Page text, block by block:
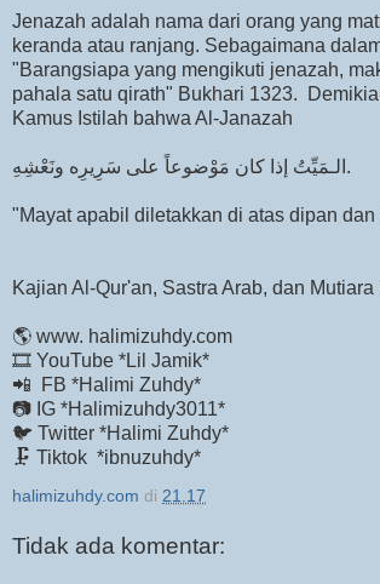
Jenazah adalah nama dari orang yang
keranda atau ranjang. Sebagaimana
"Barangsiapa yang mengikuti jenazah,
pahala satu qirath" Bukhari 1323.
Kamus Istilah bahwa Al-Janazah
الـمَيِّتُ إذا كان مَوْضوعاً على سَرِيرِه ونَعْشِهِ.
"Mayat apabil diletakkan di atas dipan dan
Kajian Al-Qur'an, Sastra Arab, dan Mutiara
🌎 www. halimizuhdy.com
🎞️ YouTube *Lil Jamik*
📲 FB *Halimi Zuhdy*
📷 IG *Halimizuhdy3011*
🐦 Twitter *Halimi Zuhdy*
🗜️ Tiktok *ibnuzuhdy*
halimizuhdy.com di 21.17
Tidak ada komentar: